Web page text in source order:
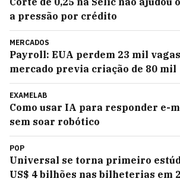
a pressão por crédito
MERCADOS
Payroll: EUA perdem 23 mil
mercado previa criação de 80 mil
EXAMELAB
Como usar IA para responder e-
sem soar robótico
POP
Universal se torna primeiro
US$ 4 bilhões nas bilheterias em